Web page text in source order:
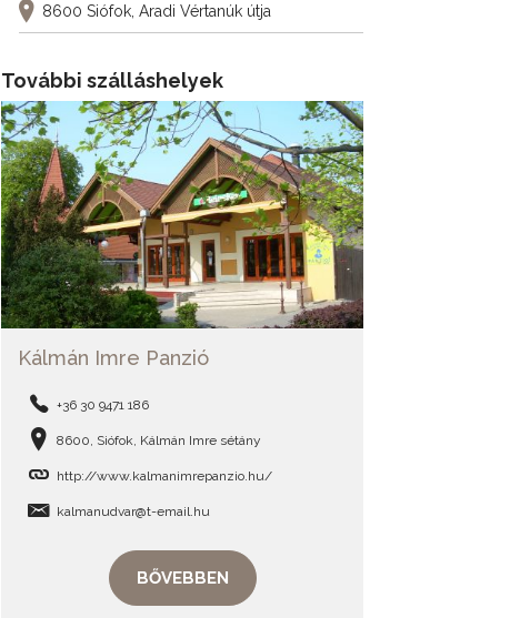
8600 Siófok, Aradi Vértanúk útja
További szálláshelyek
Kálmán Imre Panzió
+36 30 9471 186
8600, Siófok, Kálmán Imre sétány
http://www.kalmanimrepanzio.hu/
kalmanudvar@t-email.hu
BŐVEBBEN